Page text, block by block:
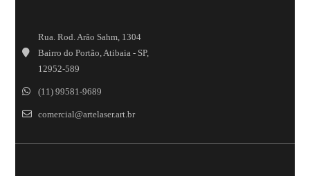
Rua. Rod. Arão Sahm, 1304
Bairro do Portão, Atibaia - SP,
12952-589
(11) 99581-9689
comercial@artelaser.art.br